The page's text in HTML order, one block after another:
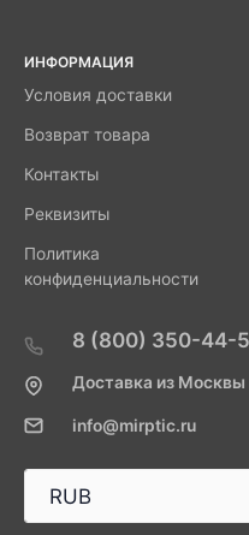
ИНФОРМАЦИЯ
Условия доставки
Возврат товара
Контакты
Реквизиты
Политика
конфиденциальности
8 (800) 350-44-
Доставка из Москвы
info@mirptic.ru